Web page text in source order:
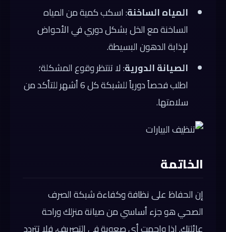
المياه الساخنة: اسكب كمية من المياه
الساخنة مع الخل بشكل دوري في الأحواض
لإذابة الدهون البسيطة.
الصيانة الدورية: لا تنتظر وقوع المشكلة؛
اطلب فحصاً دورياً للشبكة كل 6 أشهر للتأكد من
سلامتها.
الخاتمة
إن الحفاظ على نظافة وكفاءة شبكة الصرف
الصحي هو جزء أساسي من صيانة منزلك وراحة